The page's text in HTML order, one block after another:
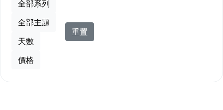
重置